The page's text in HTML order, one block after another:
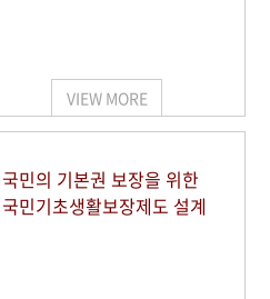
VIEW MORE
국민의 기본권 보장을 위한
국민기초생활보장제도 설계